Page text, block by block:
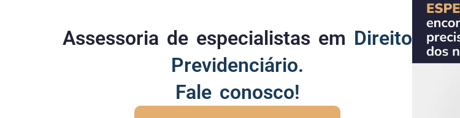
Assessoria de especialistas em Direito
Previdenciário.
Fale conosco!